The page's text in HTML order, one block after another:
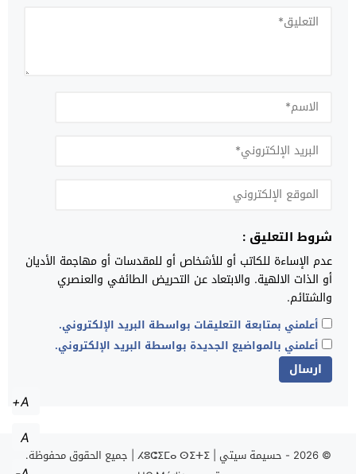
شروط التعليق :
عدم الإساءة للكاتب أو للأشخاص أو للمقدسات أو مهاجمة الأديان
أو الذات الالهية. والابتعاد عن التحريض الطائفي والعنصري
والشتائم.
أعلمني بمتابعة التعليقات بواسطة البريد الإلكتروني.
أعلمني بالمواضيع الجديدة بواسطة البريد الإلكتروني.
© 2026 -
حسيمة سيتي | ⵃⵓⵛⵉⵎⴰ ⵙⵉⵜⵉ | جميع الحقوق محفوظة.
A+
A